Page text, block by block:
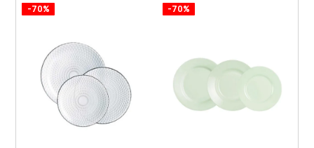
-70% -70%